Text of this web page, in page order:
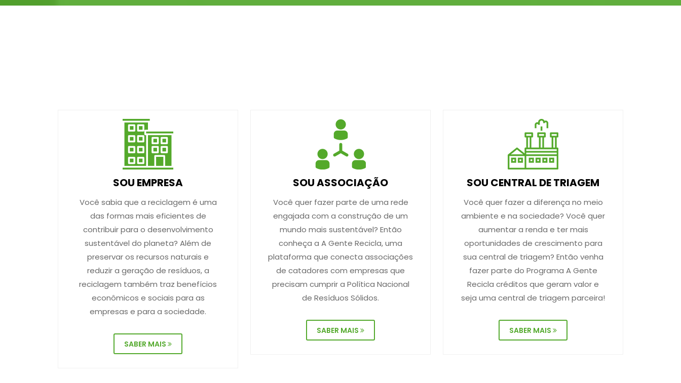
SOU EMPRESA
Você sabia que a reciclagem é uma
das formas mais eficientes de
contribuir para o desenvolvimento
sustentável do planeta? Além de
preservar os recursos naturais e
reduzir a geração de resíduos, a
reciclagem também traz benefícios
econômicos e sociais para as
empresas e para a sociedade.
SABER MAIS
SOU ASSOCIAÇÃO
Você quer fazer parte de uma rede
engajada com a construção de um
mundo mais sustentável? Então
conheça a A Gente Recicla, uma
plataforma que conecta associações
de catadores com empresas que
precisam cumprir a Política Nacional
de Resíduos Sólidos.
SABER MAIS
SOU CENTRAL DE TRIAGEM
Você quer fazer a diferença no meio
ambiente e na sociedade? Você quer
aumentar a renda e ter mais
oportunidades de crescimento para
sua central de triagem? Então venha
fazer parte do Programa A Gente
Recicla créditos que geram valor e
seja uma central de triagem parceira!
SABER MAIS